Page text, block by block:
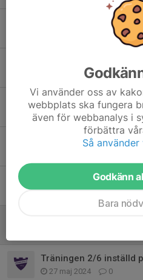
Luciacupen 2025
15 feb 2025 0
Träningen inställd 22/
17 sep 2024 0
Matchtröjorna
Info om höstterminen
12 aug 2024 0
Träningen 2/6 inställd
27 maj 2024 0
Vi använder oss av
webbplats ska fungera
även för webbanalys i
förbättra
Så
Godkänn
Bara